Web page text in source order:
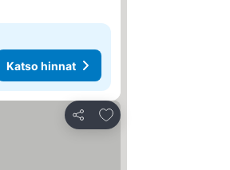
Katso hinnat
Jaa
Lisää suosikkeihin